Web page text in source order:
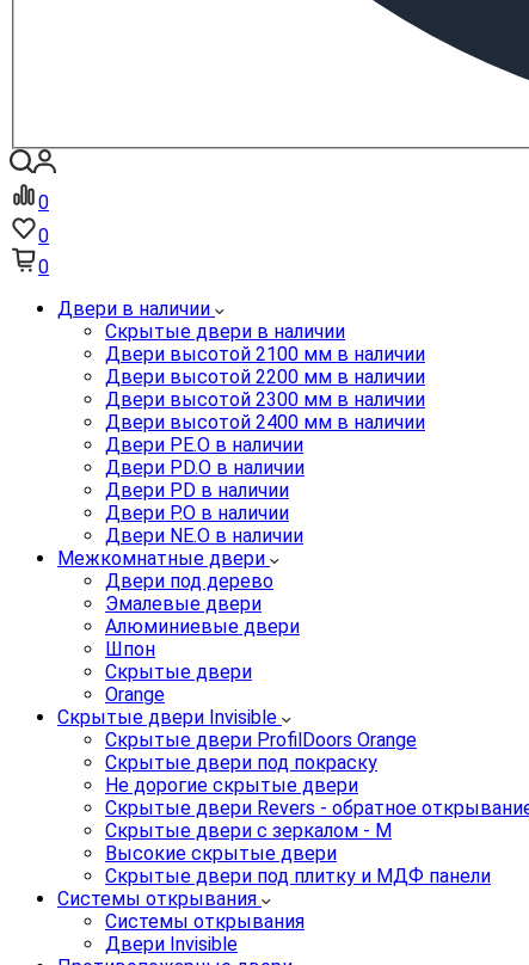
0
0
0
Двери в наличии
Скрытые двери в наличии
Двери высотой 2100 мм в наличии
Двери высотой 2200 мм в наличии
Двери высотой 2300 мм в наличии
Двери высотой 2400 мм в наличии
Двери PE.O в наличии
Двери PD.O в наличии
Двери PD в наличии
Двери P.O в наличии
Двери NE.O в наличии
Межкомнатные двери
Двери под дерево
Эмалевые двери
Алюминиевые двери
Шпон
Скрытые двери
Orange
Скрытые двери Invisible
Скрытые двери ProfilDoors Orange
Скрытые двери под покраску
Не дорогие скрытые двери
Скрытые двери Revers - обратное
Скрытые двери с зеркалом - M
Высокие скрытые двери
Скрытые двери под плитку и МДФ панели
Системы открывания
Системы открывания
Двери Invisible